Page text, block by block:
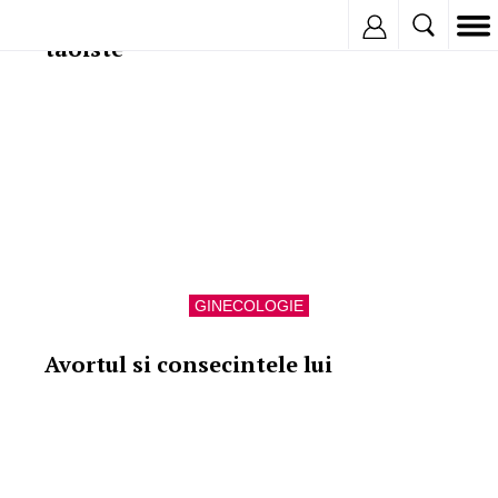
Vindecare prin tehnici sexuale
taoiste
GINECOLOGIE
Avortul si consecintele lui